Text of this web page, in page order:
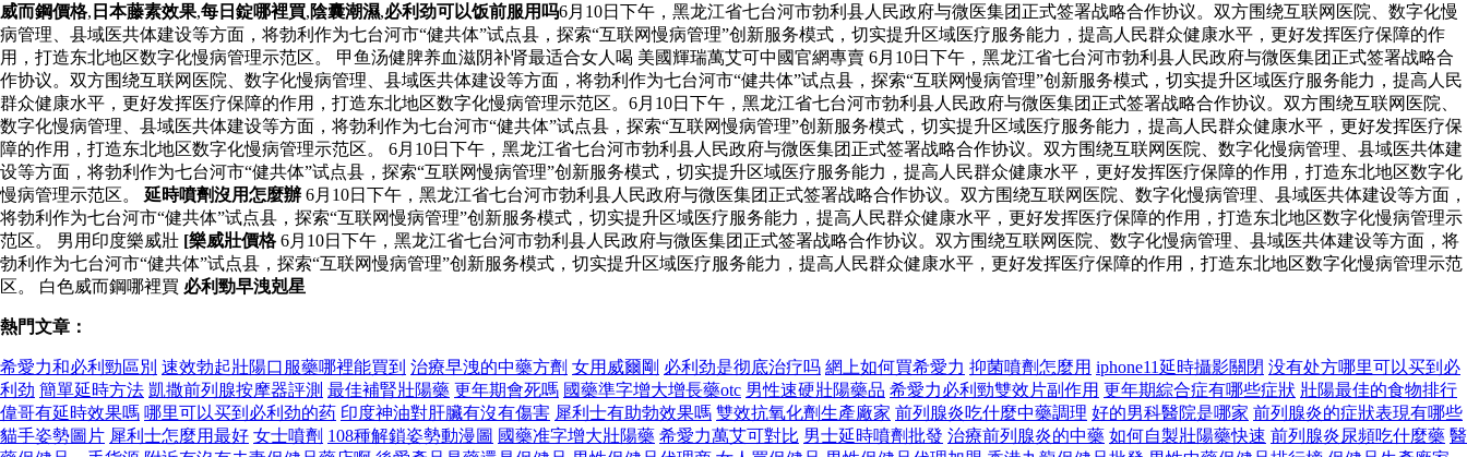
威而鋼價格, 日本藤素效果,每日錠哪裡買,陰囊潮濕,必利劲可以饭前服用吗6月10日下午，黑龙江省七台河市勃利县人民政府与微医集团正式签署战略合作协议。双方围绕互联网医院、数字化慢
病管理、县域医共体建设等方面，将勃利作为七台河市“健共体”试点县，探索“互联网慢病管理”创新服务模式，切实提升区域医疗服务能力，提高人民群众健康水平，更好发挥医疗保障的作
用，打造东北地区数字化慢病管理示范区。 甲鱼汤健脾养血滋阴补肾最适合女人喝 美國輝瑞萬艾可中國官網專賣 6月10日下午，黑龙江省七台河市勃利县人民政府与微医集团正式签署战略合
作协议。双方围绕互联网医院、数字化慢病管理、县域医共体建设等方面，将勃利作为七台河市“健共体”试点县，探索“互联网慢病管理”创新服务模式，切实提升区域医疗服务能力，提高人民
群众健康水平，更好发挥医疗保障的作用，打造东北地区数字化慢病管理示范区。6月10日下午，黑龙江省七台河市勃利县人民政府与微医集团正式签署战略合作协议。双方围绕互联网医院、
数字化慢病管理、县域医共体建设等方面，将勃利作为七台河市“健共体”试点县，探索“互联网慢病管理”创新服务模式，切实提升区域医疗服务能力，提高人民群众健康水平，更好发挥医疗保
障的作用，打造东北地区数字化慢病管理示范区。 6月10日下午，黑龙江省七台河市勃利县人民政府与微医集团正式签署战略合作协议。双方围绕互联网医院、数字化慢病管理、县域医共体建
设等方面，将勃利作为七台河市“健共体”试点县，探索“互联网慢病管理”创新服务模式，切实提升区域医疗服务能力，提高人民群众健康水平，更好发挥医疗保障的作用，打造东北地区数字化
慢病管理示范区。 延時噴劑沒用怎麼辦 6月10日下午，黑龙江省七台河市勃利县人民政府与微医集团正式签署战略合作协议。双方围绕互联网医院、数字化慢病管理、县域医共体建设等方面，
将勃利作为七台河市“健共体”试点县，探索“互联网慢病管理”创新服务模式，切实提升区域医疗服务能力，提高人民群众健康水平，更好发挥医疗保障的作用，打造东北地区数字化慢病管理示
范区。 男用印度樂威壯 [樂威壯價格6月10日下午，黑龙江省七台河市勃利县人民政府与微医集团正式签署战略合作协议。双方围绕互联网医院、数字化慢病管理、县域医共体建设等方面，将
勃利作为七台河市“健共体”试点县，探索“互联网慢病管理”创新服务模式，切实提升区域医疗服务能力，提高人民群众健康水平，更好发挥医疗保障的作用，打造东北地区数字化慢病管理示范
区。 白色威而鋼哪裡買 必利勁早洩剋星
熱門文章：
希愛力和必利勁區別 速效勃起壯陽口服藥哪裡能買到 治療早洩的中藥方劑 女用威爾剛 必利劲是彻底治疗吗 網上如何買希愛力 抑菌噴劑怎麼用 iphone11延時攝影關閉 没有处方哪里可以买到必
利劲 簡單延時方法 凱撒前列腺按摩器評測 最佳補腎壯陽藥 更年期會死嗎 國藥準字增大增長藥otc 男性速硬壯陽藥品 希愛力必利勁雙效片副作用 更年期綜合症有哪些症狀 壯陽最佳的食物排行
偉哥有延時效果嗎 哪里可以买到必利劲的药 印度神油對肝臟有沒有傷害 犀利士有助勃效果嗎 雙效抗氧化劑生產廠家 前列腺炎吃什麼中藥調理 好的男科醫院是哪家 前列腺炎的症狀表現有哪些
貓手姿勢圖片 犀利士怎麼用最好 女士噴劑 108種解鎖姿勢動漫圖 國藥准字增大壯陽藥 希愛力萬艾可對比 男士延時噴劑批發 治療前列腺炎的中藥 如何自製壯陽藥快速 前列腺炎尿頻吃什麼藥 醫